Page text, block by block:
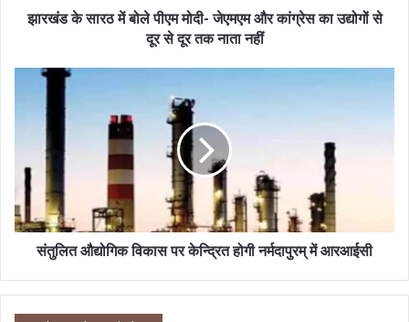
झारखंड के सारठ में बोले पीएम मोदी- जेएमएम और कांग्रेस का उद्योगों से
दूर से दूर तक नाता नहीं
संतुलित औद्योगिक विकास पर केन्द्रित होगी नर्मदापुरम् में आरआईसी